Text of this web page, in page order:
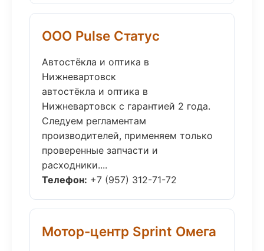
ООО Pulse Статус
Автостёкла и оптика в
Нижневартовск
автостёкла и оптика в
Нижневартовск с гарантией 2 года.
Следуем регламентам
производителей, применяем только
проверенные запчасти и
расходники....
Телефон: +7 (957) 312-71-72
Мотор-центр Sprint Омега